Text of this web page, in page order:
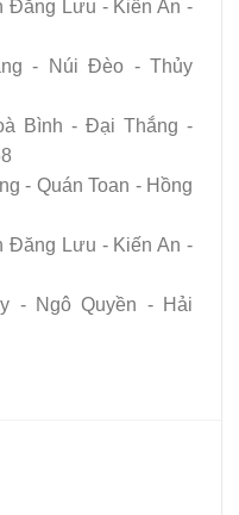
Đăng Lưu - Kiến An -
- Núi Đèo - Thủy
Bình - Đại Thắng -
- Quán Toan - Hồng
Đăng Lưu - Kiến An -
- Ngô Quyền - Hải